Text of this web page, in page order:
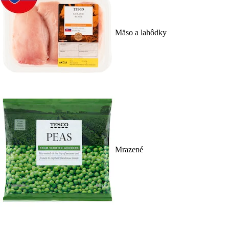
Mäso a lahôdky
Mrazené